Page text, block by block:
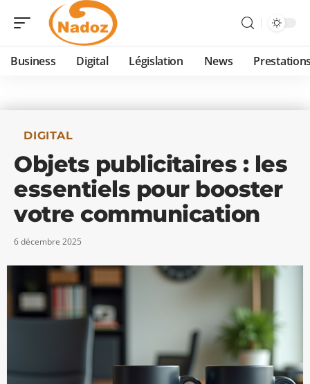
Business Digital Législation News
DIGITAL
Objets publicitaires : les
essentiels pour booster
votre communication
6 décembre 2025